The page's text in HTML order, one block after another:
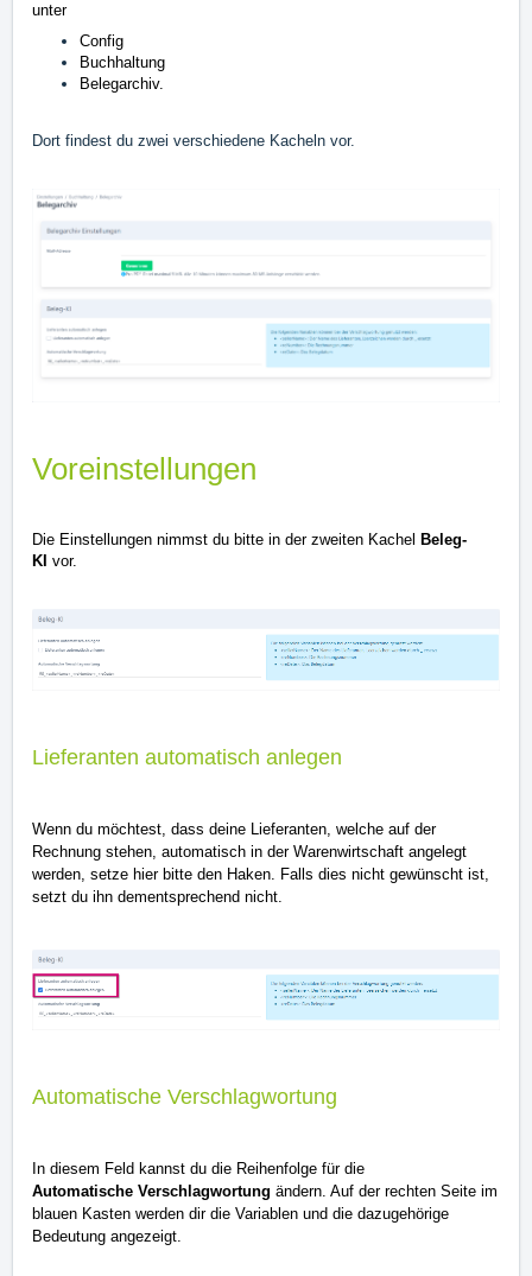
unter
Config
Buchhaltung
Belegarchiv.
Dort findest du zwei verschiedene Kacheln vor.
Voreinstellungen
Die Einstellungen nimmst du bitte in der zweiten Kachel Beleg-
KI vor.
Lieferanten automatisch anlegen
Wenn du möchtest, dass deine Lieferanten, welche auf der
Rechnung stehen, automatisch in der Warenwirtschaft angelegt
werden, setze hier bitte den Haken. Falls dies nicht gewünscht ist,
setzt du ihn dementsprechend nicht.
Automatische Verschlagwortung
In diesem Feld kannst du die Reihenfolge für die
Automatische Verschlagwortung ändern. Auf der rechten Seite im
blauen Kasten werden dir die Variablen und die dazugehörige
Bedeutung angezeigt.